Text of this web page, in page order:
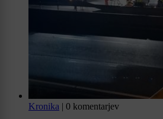
Kronika | 0 komentarjev